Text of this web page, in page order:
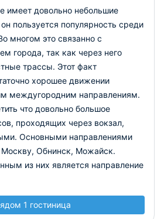
имеет довольно небольшие
пользуется популярность среди
многом это связанно с
города, так как через него
трассы. Этот факт
хорошее движении
междугородним направлениям.
что довольно большое
проходящих через вокзал,
Основными направлениями
Обнинск, Можайск.
из них является направление
1 гостиница